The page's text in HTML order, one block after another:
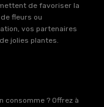
de favoriser la
fleurs ou
vos partenaires
jolies plantes.
consomme ? Offrez à